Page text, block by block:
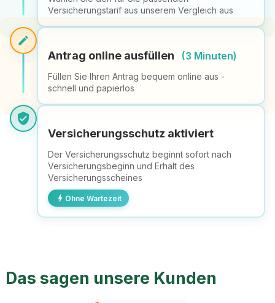
Versicherungstarif aus unserem Vergleich aus
edit
Antrag online ausfüllen (3 Minuten)
Füllen Sie Ihren Antrag bequem online aus -
schnell und papierlos
verified_user
Versicherungsschutz aktiviert
Der Versicherungsschutz beginnt sofort nach
Versicherungsbeginn und Erhalt des
Versicherungsscheines
bolt Ohne Wartezeit
Das sagen unsere Kunden